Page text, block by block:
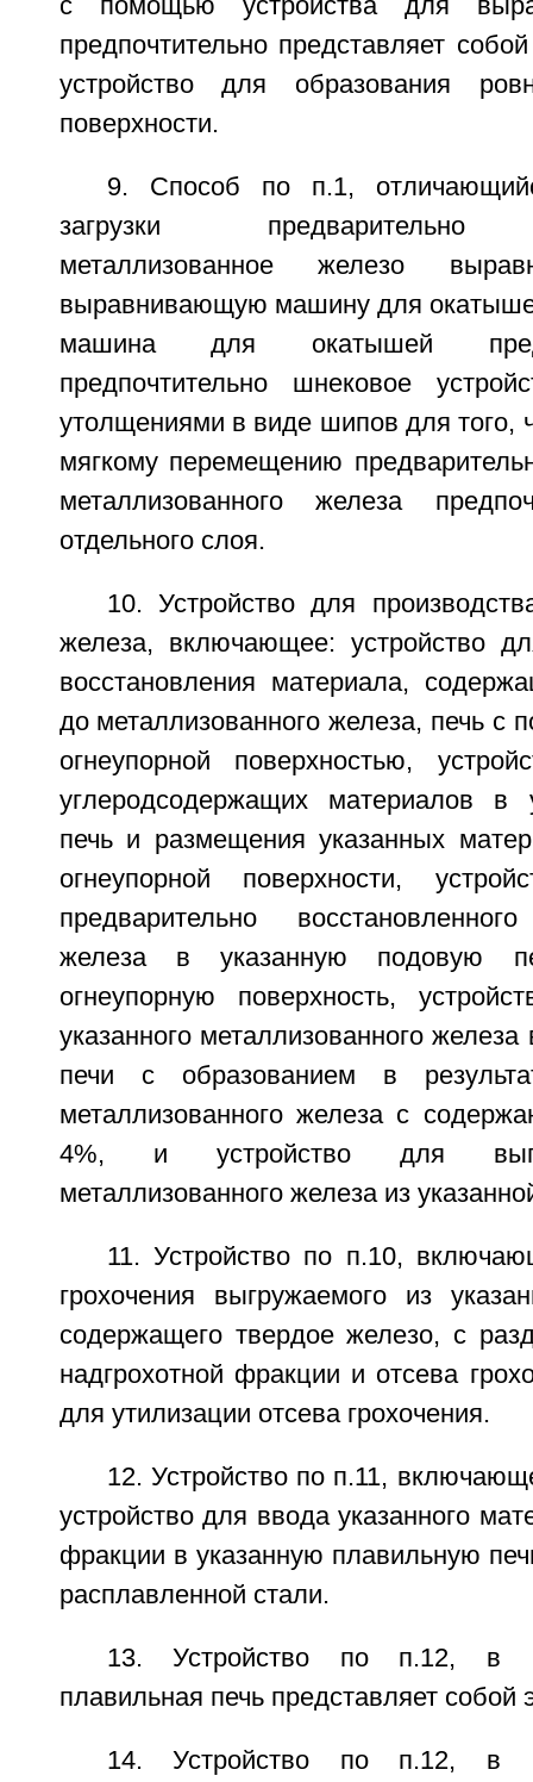
с помощью устройства для
предпочтительно представляет
устройство для образования
поверхности.
9. Способ по п.1,
загрузки предварительно
металлизованное железо
выравнивающую машину для
машина для окатышей
предпочтительно шнековое
утолщениями в виде шипов для того,
мягкому перемещению
металлизованного железа
отдельного слоя.
10. Устройство для
железа, включающее: устройство
восстановления материала,
до металлизованного железа, печь с
огнеупорной поверхностью,
углеродсодержащих материалов в
печь и размещения указанных
огнеупорной поверхности,
предварительно
железа в указанную подовую
огнеупорную поверхность,
указанного металлизованного
печи с образованием в
металлизованного железа с
4%, и устройство для
металлизованного железа из
11. Устройство по п.10,
грохочения выгружаемого из
содержащего твердое железо, с
надгрохотной фракции и отсева
для утилизации отсева грохочения.
12. Устройство по п.11,
устройство для ввода указанного
фракции в указанную плавильную
расплавленной стали.
13. Устройство по п.12, в
плавильная печь представляет собой
14. Устройство по п.12, в